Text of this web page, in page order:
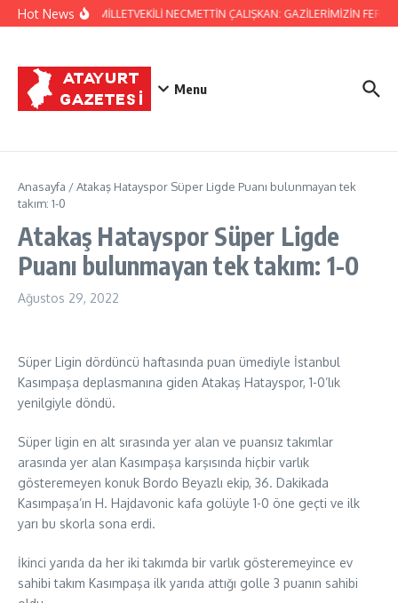
İçeriğe atla
Hot NewsHATAY MİLLETVEKİLİ NECMETTİN ÇALIŞKAN: GAZİLERİMİZİN
Menu
Anasayfa /Atakaş Hatayspor Süper Ligde Puanı bulunmayan tek
takım: 1-0
Atakaş Hatayspor Süper Ligde
Puanı bulunmayan tek takım: 1-0
Ağustos 29, 2022
Süper Ligin dördüncü haftasında puan ümediyle İstanbul
Kasımpaşa deplasmanına giden Atakaş Hatayspor, 1-0’lık
yenilgiyle döndü.
Süper ligin en alt sırasında yer alan ve puansız takımlar
arasında yer alan Kasımpaşa karşısında hiçbir varlık
gösteremeyen konuk Bordo Beyazlı ekip, 36. Dakikada
Kasımpaşa’ın H. Hajdavonic kafa golüyle 1-0 öne geçti ve ilk
yarı bu skorla sona erdi.
İkinci yarıda da her iki takımda bir varlık gösteremeyince ev
sahibi takım Kasımpaşa ilk yarıda attığı golle 3 puanın sahibi